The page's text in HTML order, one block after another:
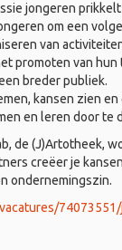
jongeren
om een
van
promoten van
breder publiek.
kansen zien en
en leren door te
de (J)Artotheek,
creëer je
ondernemingszin.